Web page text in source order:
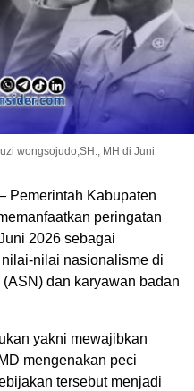
wongsojudo,SH., MH di Juni
Pemerintah Kabupaten
peringatan
2026 sebagai
nilai nasionalisme di
dan karyawan badan
yakni mewajibkan
mengenakan peci
tersebut menjadi